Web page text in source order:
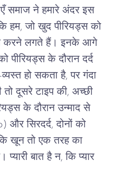
समाज ने हमारे अंदर इस
हम, जो खुद पीरियड्स को
करने लगते हैं। इनके आगे
पीरियड्स के दौरान दर्द
-व्यस्त हो सकता है, पर गंदा
तो दूसरे टाइप की, अच्छी
के दौरान उन्माद से
और सिरदर्द, दोनों को
खून तो एक तरह का
प्यारी बात है न, कि प्यार